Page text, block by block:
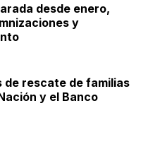
desde enero,
y
de rescate de familias
y el Banco